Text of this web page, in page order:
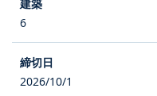
6
2026/10/1